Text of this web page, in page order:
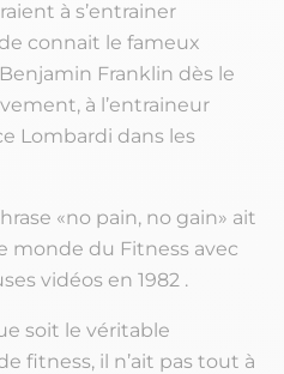
à s’entrainer
connait le fameux
Franklin dès le
à l’entraineur
Lombardi dans les
«no pain, no gain» ait
monde du Fitness avec
vidéos en 1982 .
soit le véritable
fitness, il n’ait pas tout à